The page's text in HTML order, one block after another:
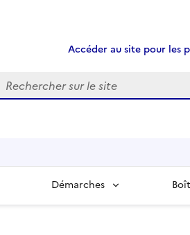
Accéder au site pour les
Recherche
Démarches